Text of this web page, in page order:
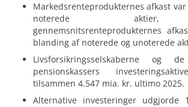
Markedsrenteprodukternes afkast
noterede
gennemsnitsrenteprodukternes
blanding af noterede og unoterede
Livsforsikringsselskaberne og
pensionskassers
tilsammen 4.547 mia. kr. ultimo 2025.
Alternative investeringer